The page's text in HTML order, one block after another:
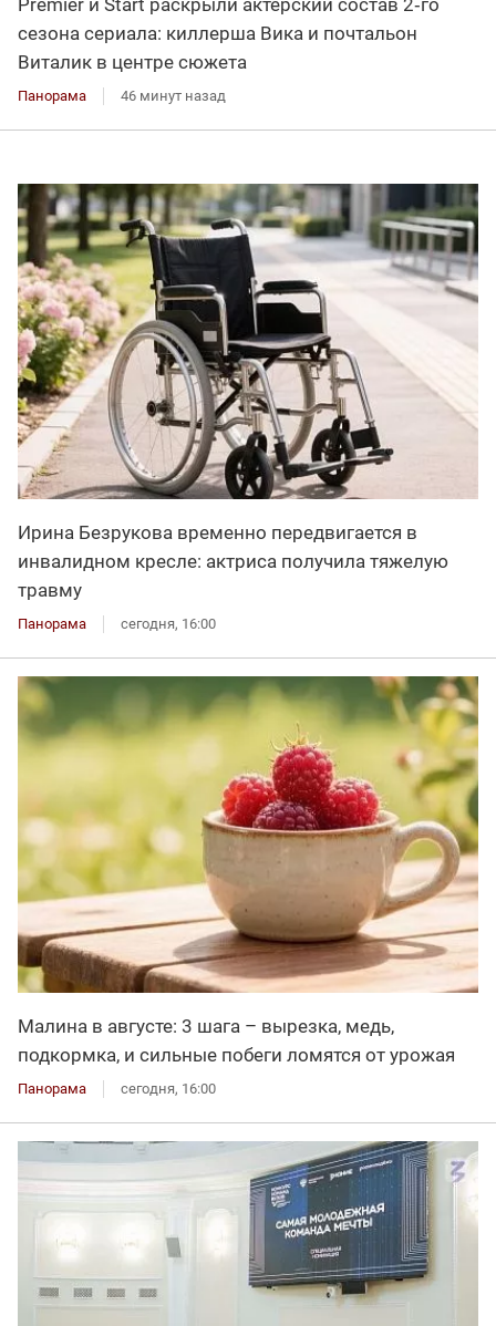
сезона сериала: киллерша Вика и почтальон
Виталик в центре сюжета
Панорама 46 минут назад
Ирина Безрукова временно передвигается в
инвалидном кресле: актриса получила тяжелую
травму
Панорама сегодня, 16:00
Малина в августе: 3 шага – вырезка, медь,
подкормка, и сильные побеги ломятся от урожая
Панорама сегодня, 16:00